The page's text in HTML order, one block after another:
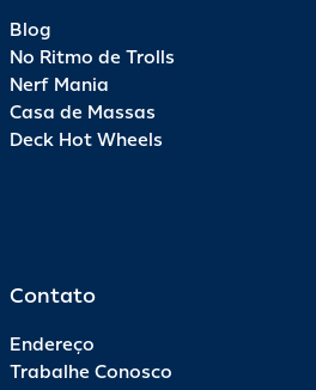
Blog
No Ritmo de Trolls
Nerf Mania
Casa de Massas
Deck Hot Wheels
Contato
Endereço
Trabalhe Conosco